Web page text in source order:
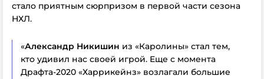
стало приятным сюрпризом в первой части сезона
НХЛ.
«Александр Никишин из «Каролины» стал тем,
кто удивил нас своей игрой. Еще с момента
Драфта-2020 «Харрикейнз» возлагали большие